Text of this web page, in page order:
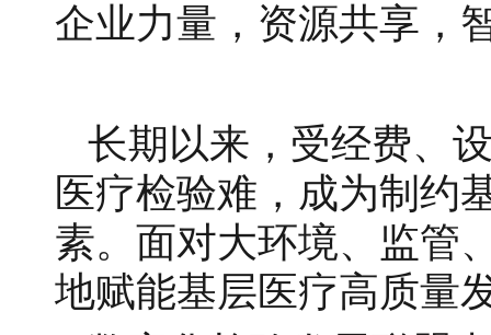
企业力量，资源共享，
长期以来，受经费、
医疗检验难，成为制约
素。面对大环境、监管
地赋能基层医疗高质量